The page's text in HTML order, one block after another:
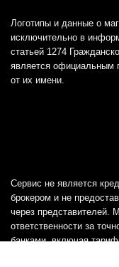
Логотипы и данные о
исключительно в
статьей 1274
является официальным
от их имени.
Сервис не является
брокером и не
через представителей.
ответственности за
банками, включая